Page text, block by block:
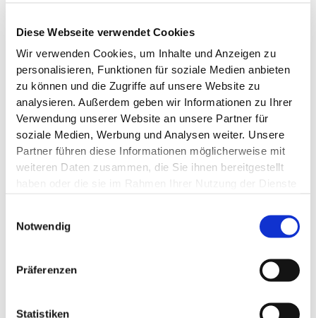
Diese Webseite verwendet Cookies
Wir verwenden Cookies, um Inhalte und Anzeigen zu
personalisieren, Funktionen für soziale Medien anbieten
zu können und die Zugriffe auf unsere Website zu
analysieren. Außerdem geben wir Informationen zu Ihrer
Verwendung unserer Website an unsere Partner für
soziale Medien, Werbung und Analysen weiter. Unsere
Partner führen diese Informationen möglicherweise mit
weiteren Daten zusammen, die Sie ihnen bereitgestellt
haben oder die sie im Rahmen Ihrer Nutzung der Dienste
Notwendig
Präferenzen
Statistiken
easyangin
Artikelnummer: 5183703
PZN: 5183703
7g
apothekenpflichtig
Sofortlieferung möglich!
Pflichtangaben
Auf Lager